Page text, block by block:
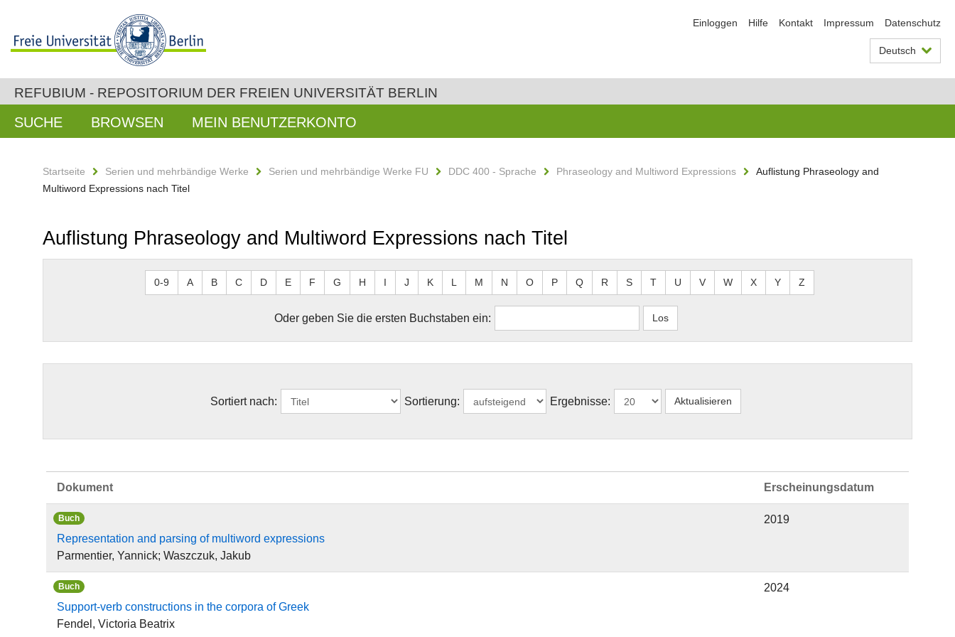
Einloggen Hilfe Kontakt Impressum Datenschutz
Deutsch
REFUBIUM - REPOSITORIUM DER FREIEN UNIVERSITÄT BERLIN
SUCHE BROWSEN MEIN BENUTZERKONTO
Startseite Serien und mehrbändige Werke Serien und mehrbändige Werke FU DDC 400 - Sprache Phraseology and Multiword Expressions
Auflistung Phraseology and
Multiword Expressions nach Titel
Auflistung Phraseology and Multiword Expressions nach Titel
0-9 A B C D E F G H I J K L M N O P Q R S T U V W X Y Z
Oder geben Sie die ersten Buchstaben ein:
Sortiert nach: Sortierung: Ergebnisse:
Dokument Erscheinungsdatum
Buch
Representation and parsing of multiword expressions
Parmentier, Yannick; Waszczuk, Jakub
2019
Buch
Support-verb constructions in the corpora of Greek
Fendel, Victoria Beatrix
2024